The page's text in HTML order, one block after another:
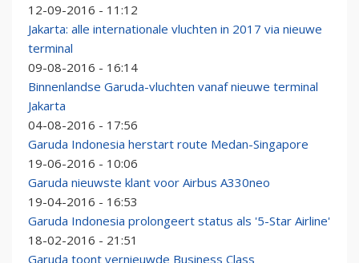
12-09-2016 - 11:12
Jakarta: alle internationale vluchten in 2017 via nieuwe
terminal
09-08-2016 - 16:14
Binnenlandse Garuda-vluchten vanaf nieuwe terminal
Jakarta
04-08-2016 - 17:56
Garuda Indonesia herstart route Medan-Singapore
19-06-2016 - 10:06
Garuda nieuwste klant voor Airbus A330neo
19-04-2016 - 16:53
Garuda Indonesia prolongeert status als '5-Star Airline'
18-02-2016 - 21:51
Garuda toont vernieuwde Business Class